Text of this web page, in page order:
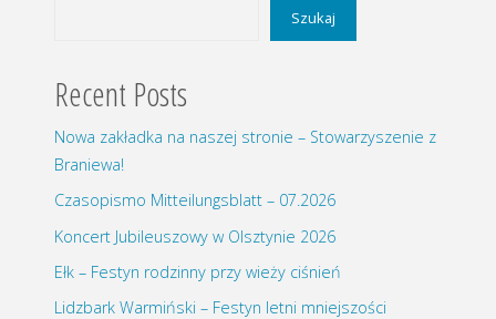
Szukaj
Recent Posts
Nowa zakładka na naszej stronie – Stowarzyszenie z
Braniewa!
Czasopismo Mitteilungsblatt – 07.2026
Koncert Jubileuszowy w Olsztynie 2026
Ełk – Festyn rodzinny przy wieży ciśnień
Lidzbark Warmiński – Festyn letni mniejszości